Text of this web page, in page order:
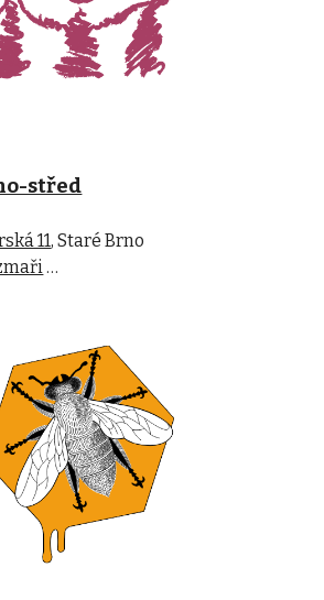
střed
11, Staré Brno
…